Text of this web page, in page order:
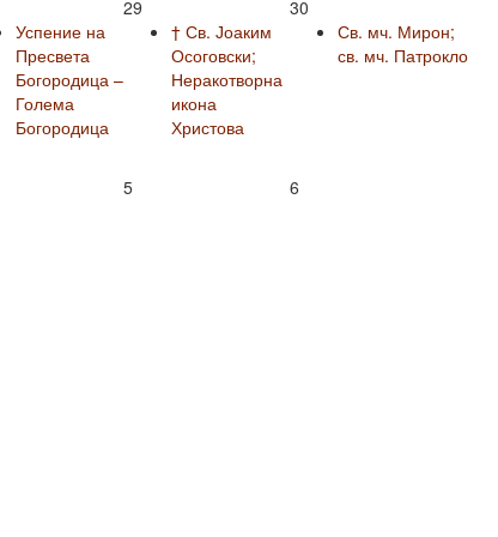
Успение на
Пресвета
Богородица –
Голема
Богородица
29
† Св. Јоаким
Осоговски;
Неракотворна
икона
Христова
30
Св. мч. Мирон;
св. мч. Патрокло
5 6